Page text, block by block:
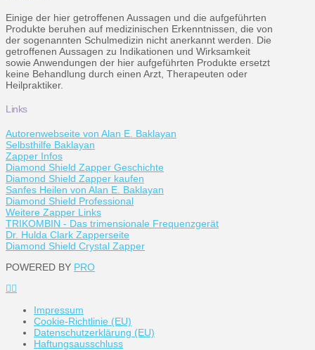
Einige der hier getroffenen Aussagen und die aufgeführten
Produkte beruhen auf medizinischen Erkenntnissen, die von
der sogenannten Schulmedizin nicht anerkannt werden. Die
getroffenen Aussagen zu Indikationen und Wirksamkeit
sowie Anwendungen der hier aufgeführten Produkte ersetzt
keine Behandlung durch einen Arzt, Therapeuten oder
Heilpraktiker.
Links
Autorenwebseite von Alan E. Baklayan
Selbsthilfe Baklayan
Zapper Infos
Diamond Shield Zapper Geschichte
Diamond Shield Zapper kaufen
Sanfes Heilen von Alan E. Baklayan
Diamond Shield Professional
Weitere Zapper Links
TRIKOMBIN - Das trimensionale Frequenzgerät
Dr. Hulda Clark Zapperseite
Diamond Shield Crystal Zapper
POWERED BY PRO
Impressum
Cookie-Richtlinie (EU)
Datenschutzerklärung (EU)
Haftungsausschluss